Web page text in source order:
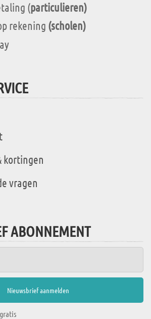
(particulieren)
rekening (scholen)
kortingen
vragen
ABONNEMENT